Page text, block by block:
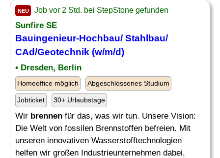
NEU Job vor 2 Std. bei StepStone gefunden
Sunfire SE
Bauingenieur-Hochbau/ Stahlbau/
CAd/Geotechnik (w/m/d)
• Dresden, Berlin
Homeoffice möglich Abgeschlossenes Studium
Jobticket 30+ Urlaubstage
Wir brennen für das, was wir tun. Unsere Vision:
Die Welt von fossilen Brennstoffen befreien. Mit
unseren innovativen Wasserstofftechnologien
helfen wir großen Industrieunternehmen dabei,